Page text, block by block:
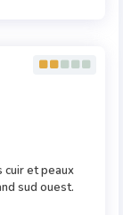
et peaux
sud ouest.